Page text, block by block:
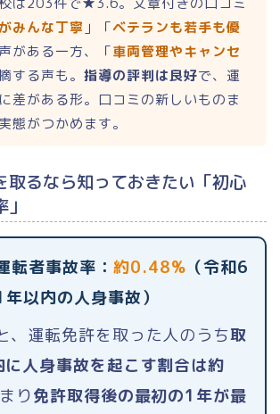
みんな丁寧 」「ベテランも若手も優
がある一方、「車両管理やキャンセ
する声も。 指導の評判は良好で、運
差がある形。口コミの新しいものま
態がつかめます。
取るなら知っておきたい「初心
転者事故率： 約0.48% （令和6
以内の人身事故）
、運転免許を取った人のうち取
人身事故を起こす割合は約
り免許取得後の最初の1年が最